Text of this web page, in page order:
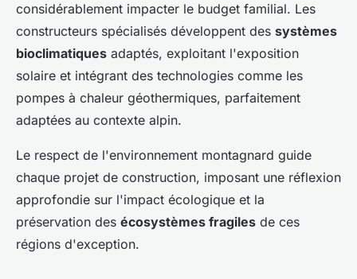
considérablement impacter le budget familial. Les
constructeurs spécialisés développent des systèmes
bioclimatiques adaptés, exploitant l'exposition
solaire et intégrant des technologies comme les
pompes à chaleur géothermiques, parfaitement
adaptées au contexte alpin.
Le respect de l'environnement montagnard guide
chaque projet de construction, imposant une réflexion
approfondie sur l'impact écologique et la
préservation des écosystèmes fragiles de ces
régions d'exception.